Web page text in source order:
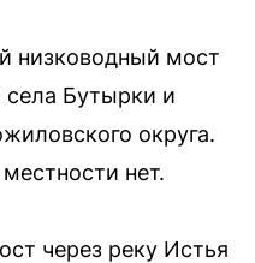
низководный мост
села Бутырки и
округа.
нет.
через реку Истья